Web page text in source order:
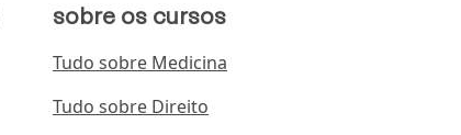
sobre os cursos
Tudo sobre Medicina
Tudo sobre Direito